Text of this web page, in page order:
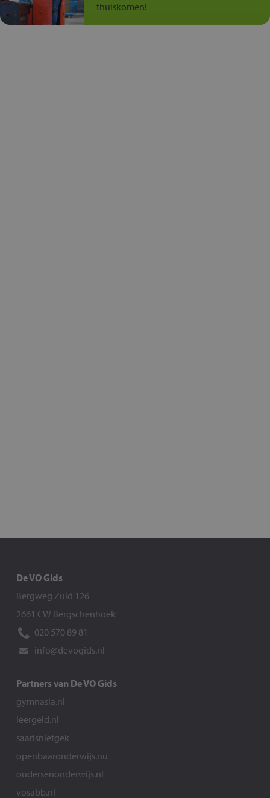
thuiskomen!
De VO Gids
Bergweg Zuid 126
2661 CW Bergschenhoek
020 570 89 81
info@devogids.nl
Partners van De VO Gids
gymnasia.nl
leergeld.nl
saarisnietgek
openbaaronderwijs.nu
oudersenonderwijs.nl
vosabb.nl